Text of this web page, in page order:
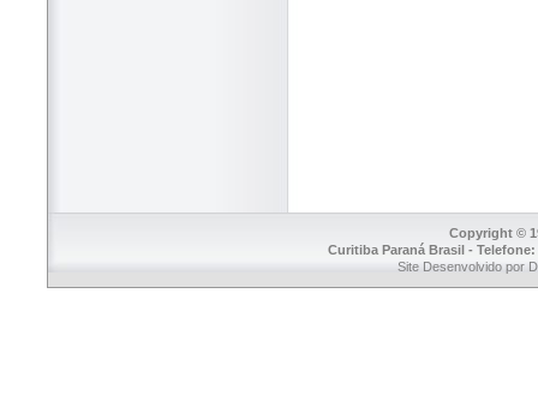
Copyright ©
Curitiba Paraná Brasil -
Site Desenvolvido por